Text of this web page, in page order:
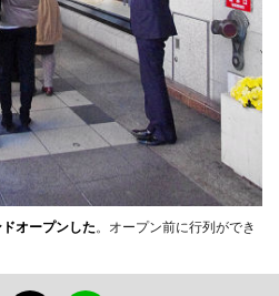
オープンした。オープン前に行列ができ